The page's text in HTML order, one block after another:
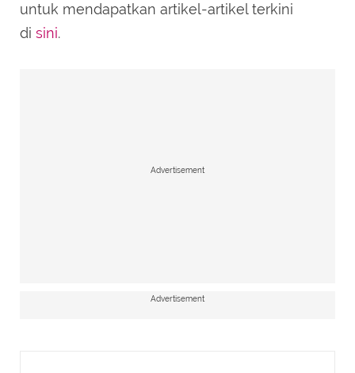
untuk mendapatkan artikel-artikel terkini
di sini.
Advertisement
Advertisement